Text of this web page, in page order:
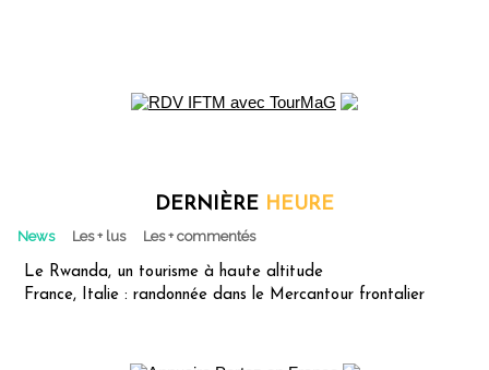
DERNIÈRE HEURE
News Les + lus Les + commentés
Le Rwanda, un tourisme à haute altitude
France, Italie : randonnée dans le Mercantour frontalier